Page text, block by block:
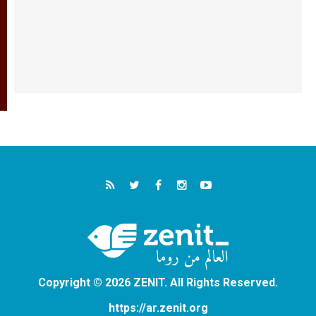
Copyright © 2026 ZENIT. All Rights Reserved.
https://ar.zenit.org